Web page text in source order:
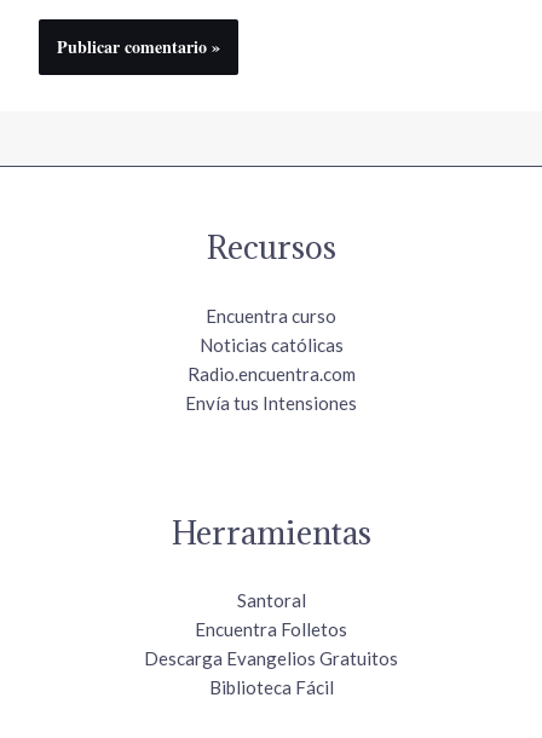
Recursos
Encuentra curso
Noticias católicas
Radio.encuentra.com
Envía tus Intensiones
Herramientas
Santoral
Encuentra Folletos
Descarga Evangelios Gratuitos
Biblioteca Fácil